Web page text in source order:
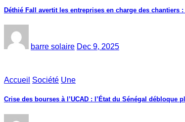
Déthié Fall avertit les entreprises en charge des
barre solaire Dec 9, 2025
Accueil Société Une
Crise des bourses à l’UCAD : l’État du Sénégal